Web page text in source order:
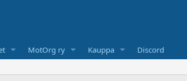
MotOrg ry Kauppa Discord